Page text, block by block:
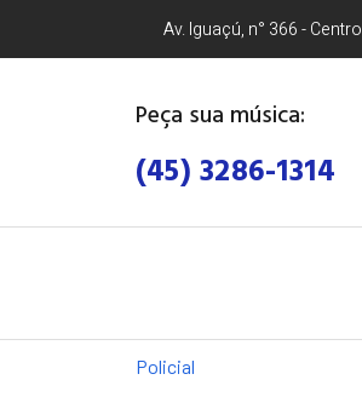
Av. Iguaçú, n° 366 - Centro
Peça sua música:
(45) 3286-1314
Policial